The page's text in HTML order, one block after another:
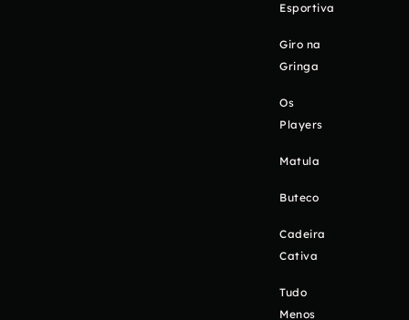
Esportiva
Giro na
Gringa
Os
Players
Matula
Buteco
Cadeira
Cativa
Tudo
Menos